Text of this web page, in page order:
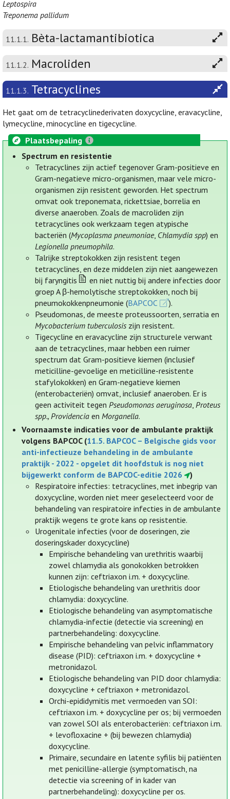
Leptospira
Treponema pallidum
11.1.1. Bèta-lactamantibiotica
11.1.2. Macroliden
11.1.3. Tetracyclines
Het gaat om de tetracyclinederivaten doxycycline, eravacycline,
lymecycline, minocycline en tigecycline.
Plaatsbepaling
Spectrum en resistentie
Tetracyclines zijn actief tegenover Gram-positieve en
Gram-negatieve micro-organismen, maar vele micro-
organismen zijn resistent geworden. Het spectrum
omvat ook treponemata, rickettsiae, borrelia en
diverse anaeroben. Zoals de macroliden zijn
tetracyclines ook werkzaam tegen atypische
bacteriën (Mycoplasma pneumoniae, Chlamydia spp) en
Legionella pneumophila.
Talrijke streptokokken zijn resistent tegen
tetracyclines, en deze middelen zijn niet aangewezen
bij faryngitis
en niet nuttig bij andere infecties door
groep A β-hemolytische streptokokken, noch bij
pneumokokkenpneumonie (BAPCOC
).
Pseudomonas, de meeste proteussoorten, serratia en
Mycobacterium tuberculosis zijn resistent.
Tigecycline en eravacycline zijn structurele verwant
aan de tetracyclines, maar hebben een ruimer
spectrum dat Gram-positieve kiemen (inclusief
meticilline-gevoelige en meticilline-resistente
stafylokokken) en Gram-negatieve kiemen
(enterobacteriën) omvat, inclusief anaeroben. Er is
geen activiteit tegenPseudomonas aeruginosa,Proteus
spp., Providencia enMorganella.
Voornaamste indicaties voor de ambulante praktijk
volgens BAPCOC (11.5. BAPCOC – Belgische gids voor
anti-infectieuze behandeling in de ambulante
praktijk - 2022 - opgelet dit hoofdstuk is nog niet
bijgewerkt conform de BAPCOC-editie 2026
)
Respiratoire infecties: tetracyclines, met inbegrip van
doxycycline, worden niet meer geselecteerd voor de
behandeling van respiratoire infecties in de ambulante
praktijk wegens te grote kans op resistentie.
Urogenitale infecties (voor de doseringen, zie
doseringskader doxycycline)
Empirische behandeling van urethritis waarbij
zowel chlamydia als gonokokken betrokken
kunnen zijn: ceftriaxon i.m. + doxycycline.
Etiologische behandeling van urethritis door
chlamydia: doxycycline.
Etiologische behandeling van asymptomatische
chlamydia-infectie (detectie via screening) en
partnerbehandeling: doxycycline.
Empirische behandeling van pelvic inflammatory
disease (PID): ceftriaxon i.m. + doxycycline +
metronidazol.
Etiologische behandeling van PID door chlamydia:
doxycycline + ceftriaxon + metronidazol.
Orchi-epididymitis met vermoeden van SOI:
ceftriaxon i.m. + doxycycline per os; bij vermoeden
van zowel SOI als enterobacteriën: ceftriaxon i.m.
+ levofloxacine + (bij bewezen chlamydia)
doxycycline.
Primaire, secundaire en latente syfilis bij patiënten
met penicilline-allergie (symptomatisch, na
detectie via screening of in kader van
partnerbehandeling): doxycycline per os.